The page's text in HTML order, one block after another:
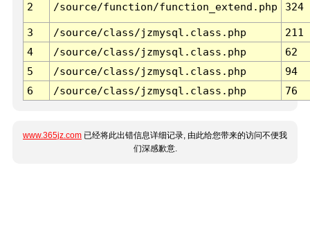
2 /source/function/function_extend.php 324
3 /source/class/jzmysql.class.php
211
4
/source/class/jzmysql.class.php
62
5
/source/class/jzmysql.class.php
94
6
/source/class/jzmysql.class.php 76
www.365jz.com 已经将此出错信息详细记录, 由此给您带来的访问不便我
们深感歉意.